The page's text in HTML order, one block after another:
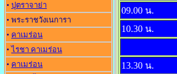
• ปุตราจาย่า
• พระราชวังเนการา
• คาเมร่อน
•ไรชา คาเมร่อน
• คาเมร่อน
09.00 น.
10.30 น.
13.30 น.